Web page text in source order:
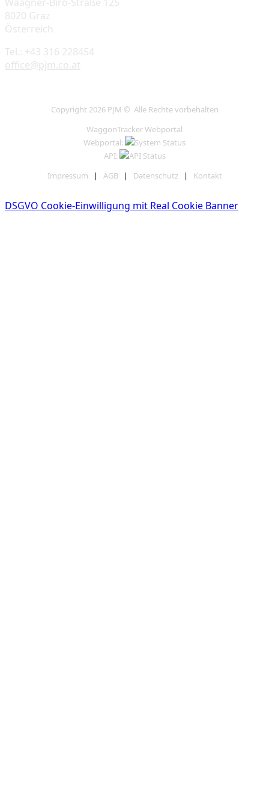
8020 Graz
Österreich
Tel.: +43 316 228454
office@pjm.co.at
Copyright 2026 PJM © Alle Rechte vorbehalten
WaggonTracker Webportal
Webportal:
API:
Impressum | AGB| Datenschutz| Kontakt
DSGVO Cookie-Einwilligung mit Real Cookie Banner